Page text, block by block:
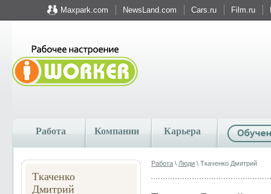
Maxpark.com NewsLand.com Cars.ru Film.ru
Работа Компании Карьера
Ткаченко
Дмитрий
Работа \ Люди \ Ткаченко Дмитрий